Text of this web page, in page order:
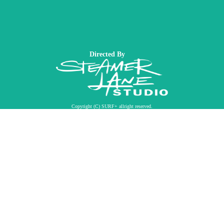
Directed By
Copyright (C) SURF+ allright reserved.